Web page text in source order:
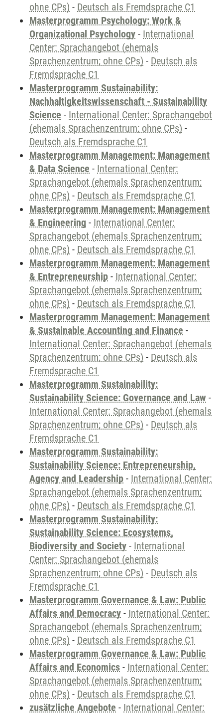
ohne CPs) - Deutsch als Fremdsprache C1
Masterprogramm Psychology: Work &
Organizational Psychology - International
Center: Sprachangebot (ehemals
Sprachenzentrum; ohne CPs) - Deutsch als
Fremdsprache C1
Masterprogramm Sustainability:
Nachhaltigkeitswissenschaft - Sustainability
Science - International Center: Sprachangebot
(ehemals Sprachenzentrum; ohne CPs) -
Deutsch als Fremdsprache C1
Masterprogramm Management: Management
& Data Science - International Center:
Sprachangebot (ehemals Sprachenzentrum;
ohne CPs) - Deutsch als Fremdsprache C1
Masterprogramm Management: Management
& Engineering - International Center:
Sprachangebot (ehemals Sprachenzentrum;
ohne CPs) - Deutsch als Fremdsprache C1
Masterprogramm Management: Management
& Entrepreneurship - International Center:
Sprachangebot (ehemals Sprachenzentrum;
ohne CPs) - Deutsch als Fremdsprache C1
Masterprogramm Management: Management
& Sustainable Accounting and Finance -
International Center: Sprachangebot (ehemals
Sprachenzentrum; ohne CPs) - Deutsch als
Fremdsprache C1
Masterprogramm Sustainability:
Sustainability Science: Governance and Law -
International Center: Sprachangebot (ehemals
Sprachenzentrum; ohne CPs) - Deutsch als
Fremdsprache C1
Masterprogramm Sustainability:
Sustainability Science: Entrepreneurship,
Agency and Leadership - International Center:
Sprachangebot (ehemals Sprachenzentrum;
ohne CPs) - Deutsch als Fremdsprache C1
Masterprogramm Sustainability:
Sustainability Science: Ecosystems,
Biodiversity and Society - International
Center: Sprachangebot (ehemals
Sprachenzentrum; ohne CPs) - Deutsch als
Fremdsprache C1
Masterprogramm Governance & Law: Public
Affairs and Democracy - International Center:
Sprachangebot (ehemals Sprachenzentrum;
ohne CPs) - Deutsch als Fremdsprache C1
Masterprogramm Governance & Law: Public
Affairs and Economics - International Center:
Sprachangebot (ehemals Sprachenzentrum;
ohne CPs) - Deutsch als Fremdsprache C1
zusätzliche Angebote - International Center: